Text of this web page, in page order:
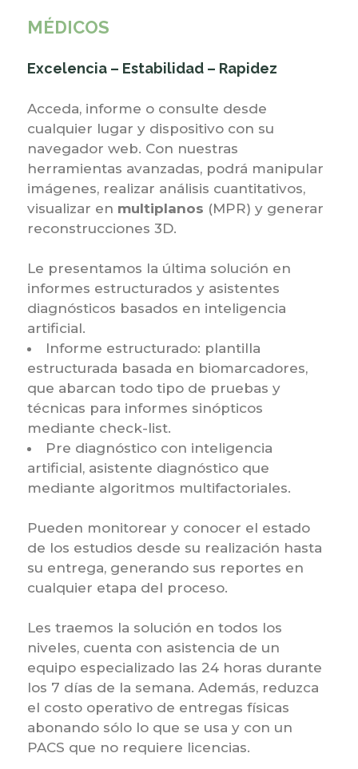
MÉDICOS
Excelencia – Estabilidad – Rapidez
Acceda, informe o consulte desde
cualquier lugar y dispositivo con su
navegador web. Con nuestras
herramientas avanzadas, podrá manipular
imágenes, realizar análisis cuantitativos,
visualizar en multiplanos (MPR) y generar
reconstrucciones 3D.
Le presentamos la última solución en
informes estructurados y asistentes
diagnósticos basados en inteligencia
artificial.
Informe estructurado: plantilla
estructurada basada en biomarcadores,
que abarcan todo tipo de pruebas y
técnicas para informes sinópticos
mediante check-list.
Pre diagnóstico con inteligencia
artificial, asistente diagnóstico que
mediante algoritmos multifactoriales.
Pueden monitorear y conocer el estado
de los estudios desde su realización hasta
su entrega, generando sus reportes en
cualquier etapa del proceso.
Les traemos la solución en todos los
niveles, cuenta con asistencia de un
equipo especializado las 24 horas durante
los 7 días de la semana. Además, reduzca
el costo operativo de entregas físicas
abonando sólo lo que se usa y con un
PACS que no requiere licencias.